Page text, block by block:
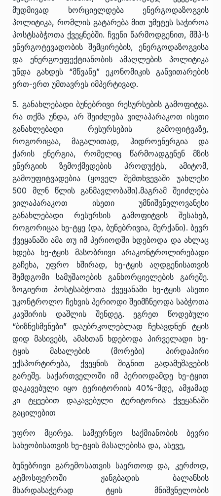
მუდმივად ხორციელდება ენერგოდაზოგვის
პოლიტიკა, რომლის გატარება მით უმეტეს საჭიროა
პოსტსაბჭოთა ქვეყნებში. ჩვენი წარმოდგენით, მშპ-ს
ენერგოტევადობის შემცირების, ენერგოდაზოგვისა
და ენერგოეფექტიანობის ამაღლების პოლიტიკა
უნდა გახდეს “მწვანე” ეკონომიკის განვითარების
ერთ-ერთ უმთავრეს იმპერტივად.
5. განახლებადი ბუნებრივი რესურსების გამოფიტვა.
რა თქმა უნდა, არ შეიძლება ვილაპარაკოთ ისეთი
განახლებადი რესურსების გამოფიტვაზე,
როგორიცაა, მაგალითად, ჰიდროენერგია და
ქარის ენერგია, რომელიც წარმოადგენენ მზის
ენერგიის ზემოქმედების პროდუქტს, ამიტომ,
გამოუფიტვადებია (ყოველ შემთხვევაში უახლესი
500 მლნ წლის განმავლობაში).მაგრამ შეიძლება
ვილაპარაკოთ ისეთი უმნიშვნელოვანესი
განახლებადი რესურსის გამოფიტვის შესახებ,
როგორიცაა ხე-ტყე (და, ბუნებრივია, მერქანი). ბევრ
ქვეყანაში ამა თუ იმ პერიოდში ხდებოდა და ახლაც
ხდება ხე-ტყის მასობრივი არაკონტროლირებადი
გაჩეხა, უფრო ხშირად, ხე-ტყის აღდგენისათვის
შემდგომი სამუშაოების განხორციელების გარეშე.
ზოგიერთ პოსტსაბჭოთა ქვეყანაში ხე-ტყის ასეთი
უკონტროლო ჩეხვის პერიოდი შეიმჩნეოდა საბჭოთა
კავშირის დაშლის შენდეგ. ეგრეთ წოდებული
“ბიზნესმენები” დაუბრკოლებლად ჩეხავდნენ ტყის
დიდ მასივებს, ამასთან ხდებოდა პირველადი ხე-
ტყის მასალების (მორები) პირდაპირი
ექსპორტირება, ქვეყნის შიგნით გადამუშავების
გარეშე. საქართველოში იმ პერიოდამდე ხე-ტყით
დაკავებული იყო ტერიტორიის 40%-მდე, ამჟამად
კი ტყეებით დაკავებული ტერიტორია ქვეყანაში
გაცილებით
უფრო მცირეა. სამეურნეო საქმიანობის ბევრი
სახეობისათვის ხე-ტყის მასალებისა და, ასევე,
ბუნებრივი გარემოსათვის საერთოდ და, კერძოდ,
ატმოსფეროში ჟანგბადის ბალანსის
მხარდასაჭერად ტყის მნიშვნელობის